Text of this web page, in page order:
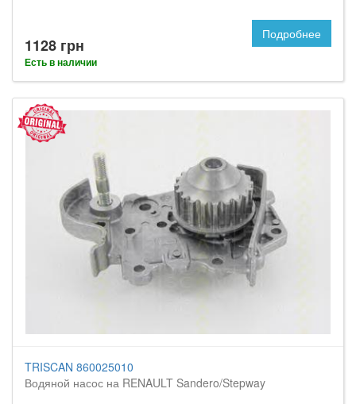
1128 грн
Есть в наличии
Подробнее
TRISCAN 860025010
Водяной насос на RENAULT Sandero/Stepway